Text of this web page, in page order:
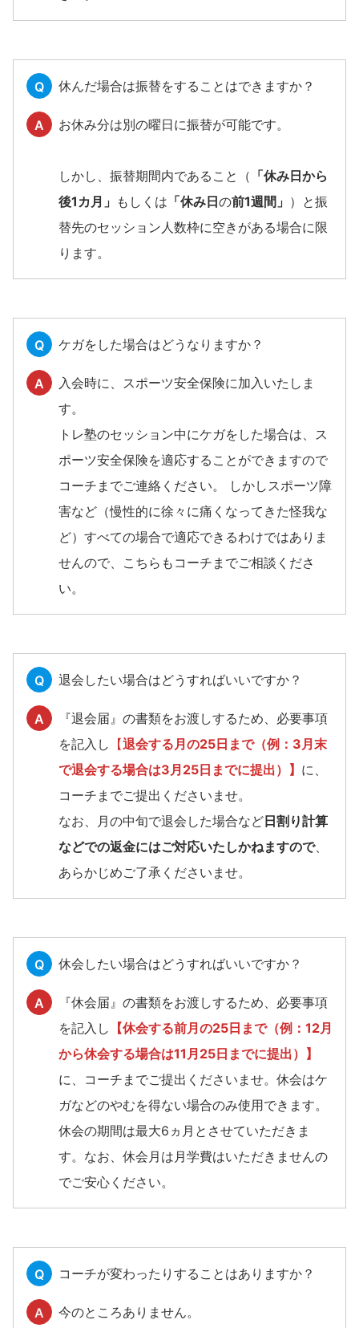
Q 休んだ場合は振替をすることはできますか？
A お休み分は別の曜日に振替が可能です。
しかし、振替期間内であること（ 「休み日から
後1カ月」 もしくは 「休み日の前1週間」 ）と振
替先のセッション人数枠に空きがある場合に限
ります。
Q ケガをした場合はどうなりますか？
A
入会時に、スポーツ安全保険に加入いたしま
す。
トレ塾のセッション中にケガをした場合は、ス
ポーツ安全保険を適応することができますので
コーチまでご連絡ください。 しかしスポーツ障
害など（慢性的に徐々に痛くなってきた怪我な
ど）すべての場合で適応できるわけではありま
せんので、こちらもコーチまでご相談くださ
い。
Q 退会したい場合はどうすればいいですか？
A
『退会届』の書類をお渡しするため、必要事項
を記入し 【退会する月の25日まで（例：3月末
で退会する場合は3月25日までに提出）】 に、
コーチまでご提出くださいませ。
なお、月の中旬で退会した場合など日割り計算
などでの返金にはご対応いたしかねますので、
あらかじめご了承くださいませ。
Q 休会したい場合はどうすればいいですか？
A
『休会届』の書類をお渡しするため、必要事項
を記入し 【休会する前月の25日まで（例：12月
から休会する場合は11月25日までに提出）】
に、コーチまでご提出くださいませ。休会はケ
ガなどのやむを得ない場合のみ使用できます。
休会の期間は最大6ヵ月とさせていただきま
す。なお、休会月は月学費はいただきませんの
でご安心ください。
Q コーチが変わったりすることはありますか？
A 今のところありません。